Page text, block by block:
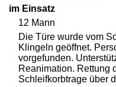
im Einsatz
12 Mann
Die Türe wurde vom
Klingeln geöffnet.
vorgefunden.
Reanimation. Rettung
Schleifkorbtrage über